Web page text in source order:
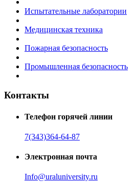
Испытательные лаборатории
Медицинская техника
Пожарная безопасность
Промышленная безопасность
Контакты
Телефон горячей линии
7(343)364-64-87
Электронная почта
Info@uraluniversity.ru